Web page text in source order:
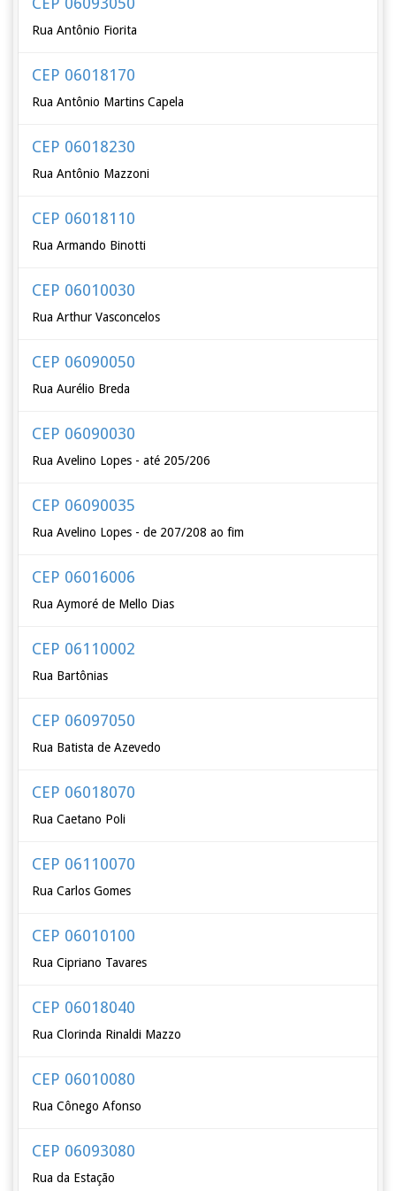
Rua Antônio Fiorita
CEP 06018170
Rua Antônio Martins Capela
CEP 06018230
Rua Antônio Mazzoni
CEP 06018110
Rua Armando Binotti
CEP 06010030
Rua Arthur Vasconcelos
CEP 06090050
Rua Aurélio Breda
CEP 06090030
Rua Avelino Lopes - até 205/206
CEP 06090035
Rua Avelino Lopes - de 207/208 ao fim
CEP 06016006
Rua Aymoré de Mello Dias
CEP 06110002
Rua Bartônias
CEP 06097050
Rua Batista de Azevedo
CEP 06018070
Rua Caetano Poli
CEP 06110070
Rua Carlos Gomes
CEP 06010100
Rua Cipriano Tavares
CEP 06018040
Rua Clorinda Rinaldi Mazzo
CEP 06010080
Rua Cônego Afonso
CEP 06093080
Rua da Estação